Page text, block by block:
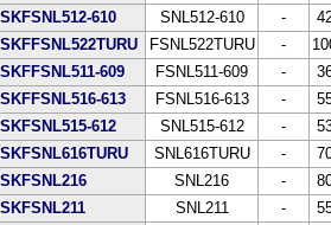
SKFSNL512-610
SNL512-610 -
SKFFSNL522TURU
FSNL522TURU -
SKFFSNL511-609
FSNL511-609 -
SKFFSNL516-613
FSNL516-613 -
SKFSNL515-612
SNL515-612 -
SKFSNL616TURU
SNL616TURU -
SKFSNL216
SNL216 -
SKFSNL211
SNL211 -